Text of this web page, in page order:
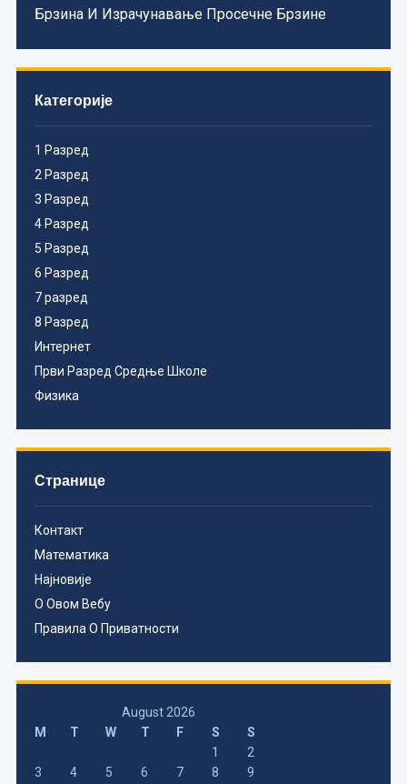
Брзина И Израчунавање Просечне Брзине
Категорије
1 Разред
2 Разред
3 Разред
4 Разред
5 Разред
6 Разред
7 разред
8 Разред
Интернет
Први Разред Средње Школе
Физика
Странице
Контакт
Математика
Најновије
О Овом Вебу
Правила О Приватности
August 2026
M
T W T F S
S
1
2
3
4 5 6 7 8
9